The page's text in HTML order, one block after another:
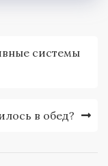
системы
в обед?